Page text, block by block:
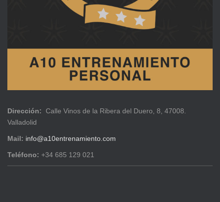
Dirección: Calle Vinos de la Ribera del Duero, 8, 47008.
Valladolid
Mail: info@a10entrenamiento.com
Teléfono: +34 685 129 021